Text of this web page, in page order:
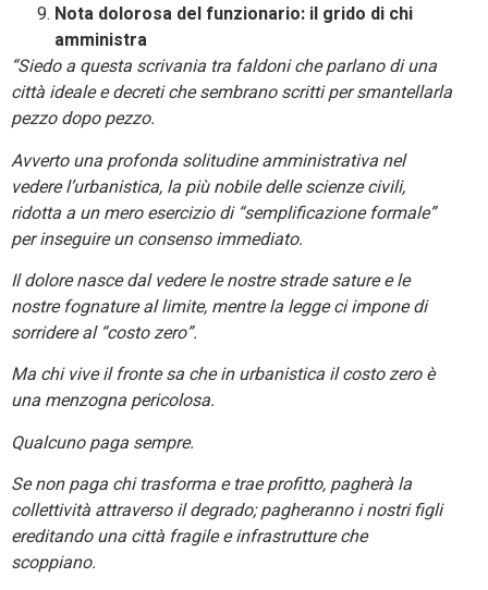
Nota dolorosa del funzionario: il grido di chi
amministra
“Siedo a questa scrivania tra faldoni che parlano di una
città ideale e decreti che sembrano scritti per smantellarla
pezzo dopo pezzo.
Avverto una profonda solitudine amministrativa nel
vedere l’urbanistica, la più nobile delle scienze civili,
ridotta a un mero esercizio di “semplificazione formale”
per inseguire un consenso immediato.
Il dolore nasce dal vedere le nostre strade sature e le
nostre fognature al limite, mentre la legge ci impone di
sorridere al “costo zero”.
Ma chi vive il fronte sa che in urbanistica il costo zero è
una menzogna pericolosa.
Qualcuno paga sempre.
Se non paga chi trasforma e trae profitto, pagherà la
collettività attraverso il degrado; pagheranno i nostri figli
ereditando una città fragile e infrastrutture che
scoppiano.